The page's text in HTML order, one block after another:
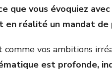
que vous évoquiez
réalité un mandat de
vos ambitions
est profonde,